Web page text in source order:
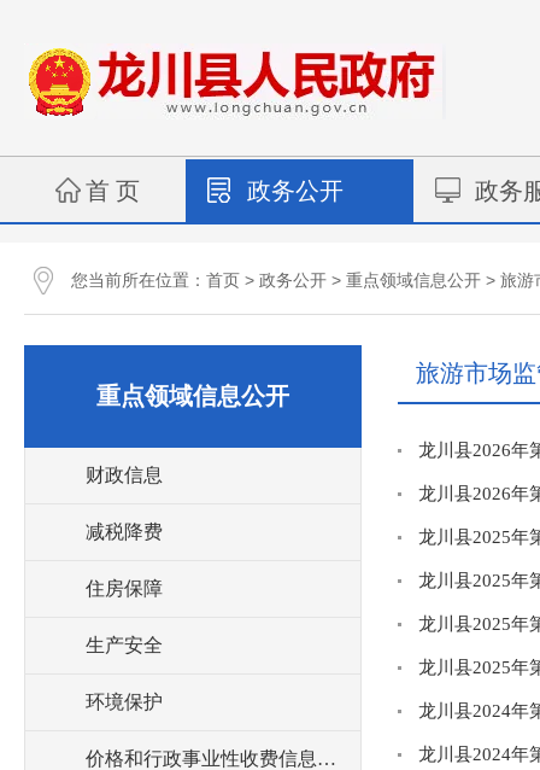
首 页 政务公开 政务
您当前所在位置： 首页 > 政务公开 > 重点领域信息公开 > 旅游
重点领域信息公开
财政信息
减税降费
住房保障
生产安全
环境保护
价格和行政事业性收费信息公开
旅游市场
龙川县2026年
龙川县2026年
龙川县2025年
龙川县2025年
龙川县2025年
龙川县2025年
龙川县2024年
龙川县2024年